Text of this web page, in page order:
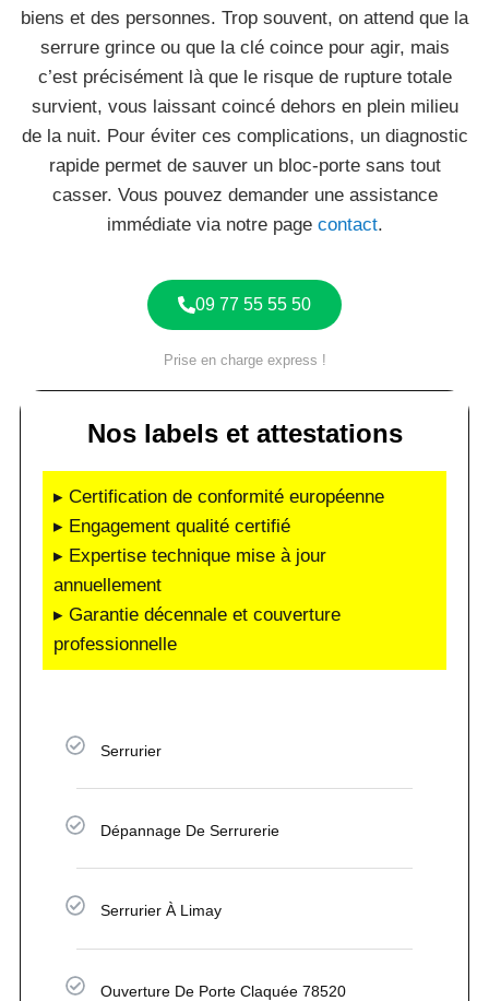
biens et des personnes. Trop souvent, on attend que la
serrure grince ou que la clé coince pour agir, mais
c’est précisément là que le risque de rupture totale
survient, vous laissant coincé dehors en plein milieu
de la nuit. Pour éviter ces complications, un diagnostic
rapide permet de sauver un bloc-porte sans tout
casser. Vous pouvez demander une assistance
immédiate via notre page contact.
09 77 55 55 50
Prise en charge express !
Nos labels et attestations
▸ Certification de conformité européenne
▸ Engagement qualité certifié
▸ Expertise technique mise à jour
annuellement
▸ Garantie décennale et couverture
professionnelle
Serrurier
Dépannage De Serrurerie
Serrurier À Limay
Ouverture De Porte Claquée 78520